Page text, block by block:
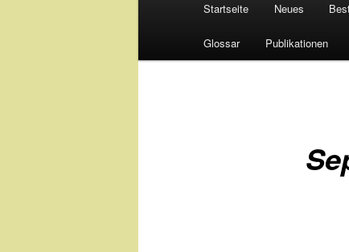
Startseite Neues
Glossar Publikationen